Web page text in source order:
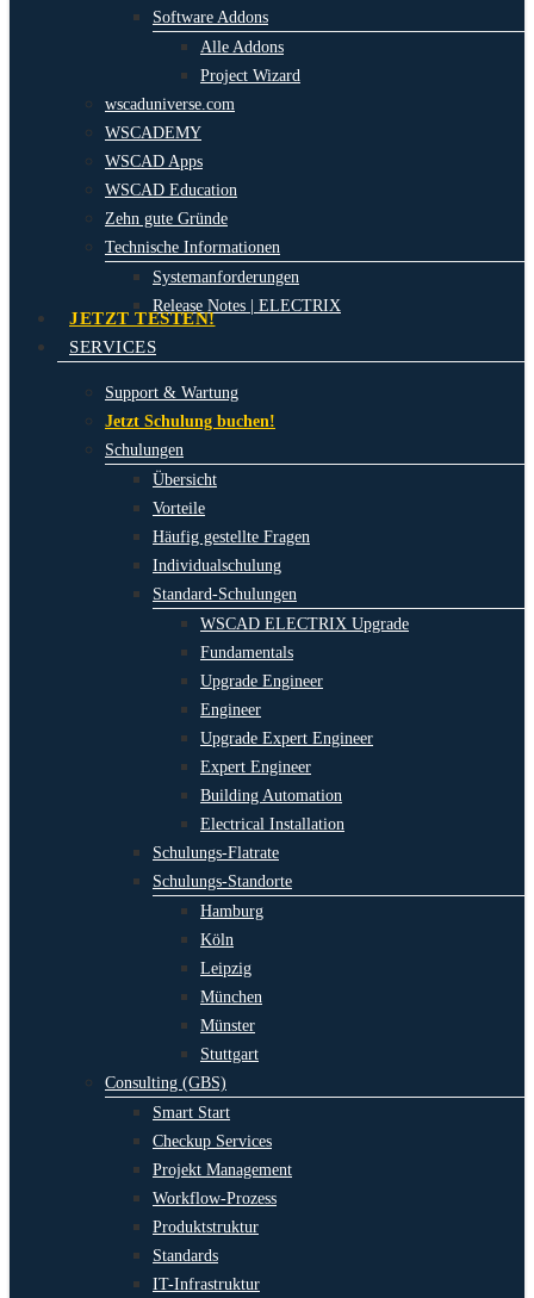
Software Addons
Alle Addons
Project Wizard
wscaduniverse.com
WSCADEMY
WSCAD Apps
WSCAD Education
Zehn gute Gründe
Technische Informationen
Systemanforderungen
Release Notes | ELECTRIX
JETZT TESTEN!
SERVICES
Support & Wartung
Jetzt Schulung buchen!
Schulungen
Übersicht
Vorteile
Häufig gestellte Fragen
Individualschulung
Standard-Schulungen
WSCAD ELECTRIX Upgrade
Fundamentals
Upgrade Engineer
Engineer
Upgrade Expert Engineer
Expert Engineer
Building Automation
Electrical Installation
Schulungs-Flatrate
Schulungs-Standorte
Hamburg
Köln
Leipzig
München
Münster
Stuttgart
Consulting (GBS)
Smart Start
Checkup Services
Projekt Management
Workflow-Prozess
Produktstruktur
Standards
IT-Infrastruktur